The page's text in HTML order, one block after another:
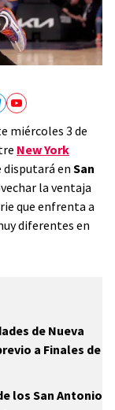
miércoles 3 de
New York
disputará en San
la ventaja
que enfrenta a
diferentes en
de Nueva
a Finales de
los San Antonio